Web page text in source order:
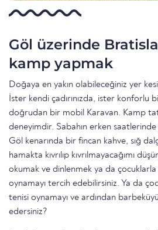
Göl üzerinde
kamp yapmak
Doğaya en yakın olabileceğiniz yer
İster kendi çadırınızda, ister konforlu
doğrudan bir mobil Karavan. Kamp
deneyimdir. Sabahın erken
Göl kenarında bir fincan kahve, sığ
hamakta kıvrılıp kıvrılmayacağımı
okumak ve dinlenmek ya da
oynamayı tercih edebilirsiniz. Ya da
tenisi oynamayı ve ardından
edersiniz?